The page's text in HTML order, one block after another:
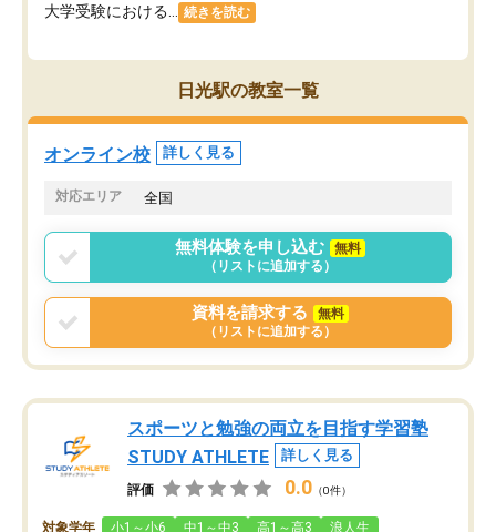
大学受験における...
続きを読む
日光駅の教室一覧
オンライン校 詳しく見る
対応エリア 全国
無料体験を申し込む
無料
（リストに追加する）
資料を請求する
無料
（リストに追加する）
スポーツと勉強の両立を目指す学習塾
STUDY ATHLETE
詳しく見る
評価 0.0 （0件）
対象学年 小1～小6 中1～中3 高1～高3 浪人生